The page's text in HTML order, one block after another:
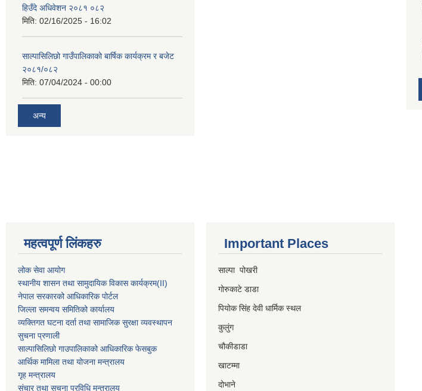
हिउँदे अधिवेशन २०८१ ०८२
मिति: 02/16/2025 - 16:02
साल्पासिलिछो गाउँपालिकाको बार्षिक कार्यक्रम र बजेट
२०८१/०८२
मिति: 07/04/2024 - 00:00
अन्य
महत्वपूर्ण लिंकहरु
लोक सेवा आयोग
स्थानीय शासन तथा सामुदायिक विकास कार्यक्रम(II)
नेपाल सरकारको आधिकारिक पोर्टल
जिल्ला समन्वय समितिको कार्यालय
व्यक्तिगत घटना दर्ता तथा सामाजिक सुरक्षा व्यवस्थापन
सुचना प्रणाली
साल्पासिलिछो गाउपालिकाको आधिकारिक फेसबुक
आर्थिक मामिला तथा योजना मन्त्रालय
गृह मन्त्रालय
संचार तथा सुचना प्रविधि मन्त्रालय
Important Places
साल्पा पोखरी
गोरुकाटे डाडा
पियोक सिंह देवी धार्मिक स्थल
कुलुंग
चौकीडाडा
खाटम्मा
दोभाने